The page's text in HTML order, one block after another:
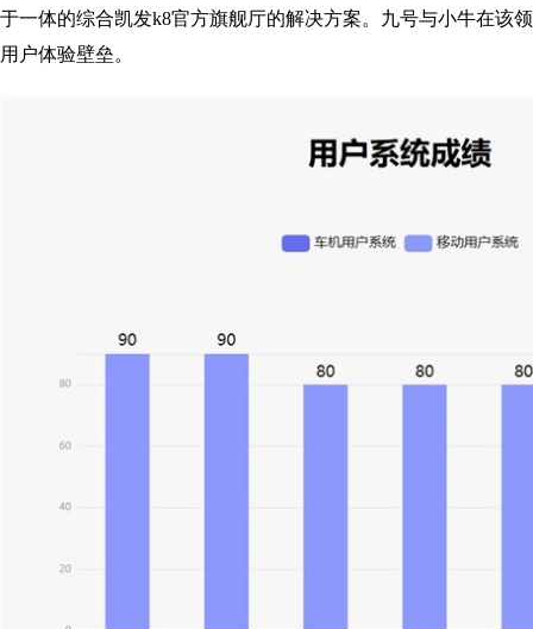
于一体的综合凯发k8官方旗舰厅的解决方案。九号与小牛在该
用户体验壁垒。